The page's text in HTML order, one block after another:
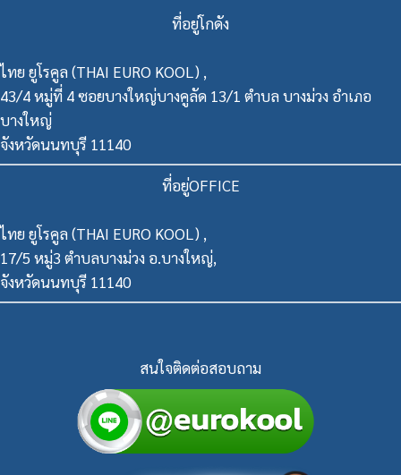
ที่อยู่โกดัง
ไทย ยูโรคูล (THAI EURO KOOL) ,
43/4 หมู่ที่ 4 ซอยบางใหญ่บางคูลัด 13/1 ตำบล บางม่วง อำเภอ
บางใหญ่
จังหวัดนนทบุรี 11140
ที่อยู่OFFICE
ไทย ยูโรคูล (THAI EURO KOOL) ,
17/5 หมู่3 ตำบลบางม่วง อ.บางใหญ่,
จังหวัดนนทบุรี 11140
สนใจติดต่อสอบถาม